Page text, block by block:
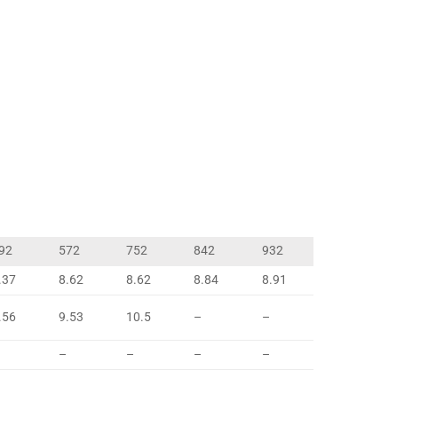
572 752 842
932
8.62 8.62 8.84
8.91
9.53 10.5 – –
– – – –